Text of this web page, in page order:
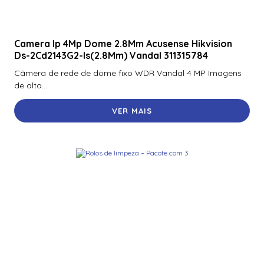
Camera Ip 4Mp Dome 2.8Mm Acusense Hikvision
Ds-2Cd2143G2-Is(2.8Mm) Vandal 311315784
Câmera de rede de dome fixo WDR Vandal 4 MP Imagens
de alta...
VER MAIS